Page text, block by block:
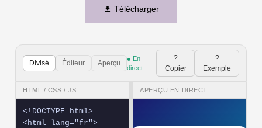
Télécharger
Divisé Éditeur Aperçu
● En
direct
?
Copier
?
Exemple
HTML / CSS / JS APERÇU EN DIRECT